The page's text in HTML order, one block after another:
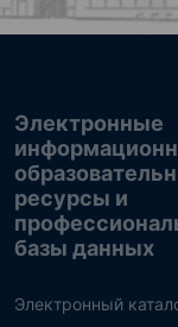
Электронные
ресурсы и
базы данных
Электронный